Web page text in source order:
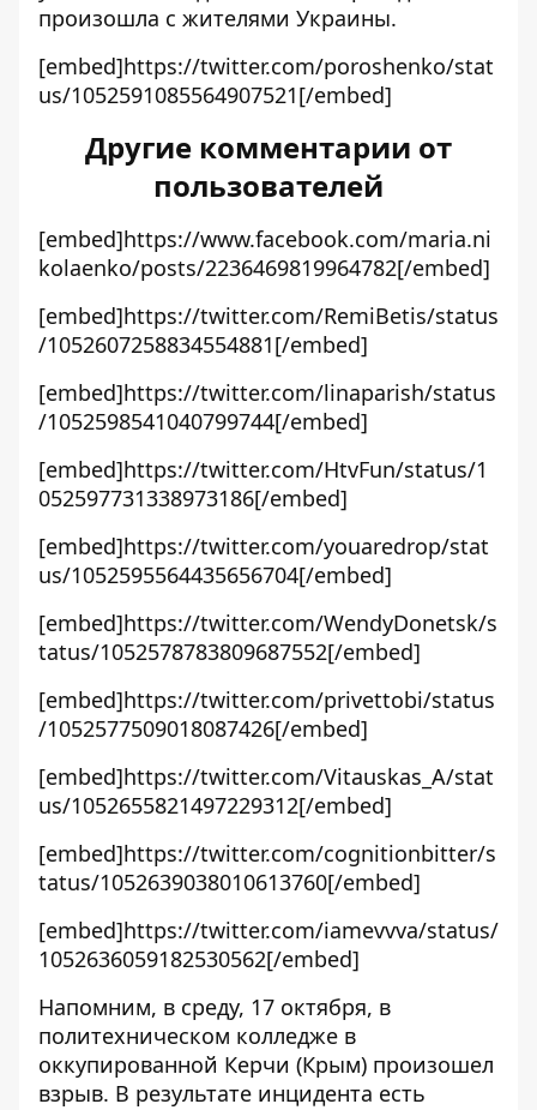
произошла с жителями Украины.
[embed]https://twitter.com/poroshenko/stat
us/1052591085564907521[/embed]
Другие комментарии от
пользователей
[embed]https://www.facebook.com/maria.ni
kolaenko/posts/2236469819964782[/embed]
[embed]https://twitter.com/RemiBetis/status
/1052607258834554881[/embed]
[embed]https://twitter.com/linaparish/status
/1052598541040799744[/embed]
[embed]https://twitter.com/HtvFun/status/1
052597731338973186[/embed]
[embed]https://twitter.com/youaredrop/stat
us/1052595564435656704[/embed]
[embed]https://twitter.com/WendyDonetsk/s
tatus/1052578783809687552[/embed]
[embed]https://twitter.com/privettobi/status
/1052577509018087426[/embed]
[embed]https://twitter.com/Vitauskas_A/stat
us/1052655821497229312[/embed]
[embed]https://twitter.com/cognitionbitter/s
tatus/1052639038010613760[/embed]
[embed]https://twitter.com/iamevvva/status/
1052636059182530562[/embed]
Напомним, в среду, 17 октября, в
политехническом колледже в
оккупированной Керчи (Крым) произошел
взрыв. В результате инцидента есть